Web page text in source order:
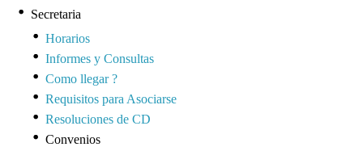
Secretaria
Horarios
Informes y Consultas
Como llegar ?
Requisitos para Asociarse
Resoluciones de CD
Convenios